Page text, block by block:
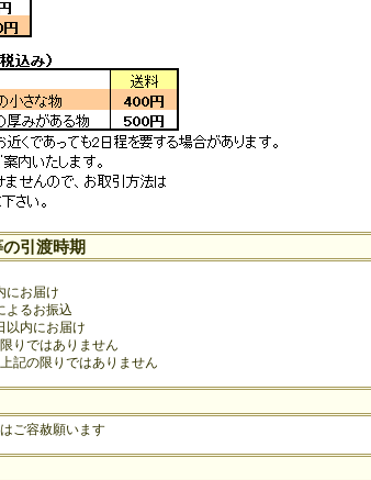
引渡時期
にお届け
よるお振込
以内にお届け
りではありません
記の限りではありません
ご容赦願います